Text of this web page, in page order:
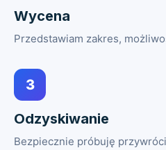
Wycena
Przedstawiam zakres,
3
Odzyskiwanie
Bezpiecznie próbuję